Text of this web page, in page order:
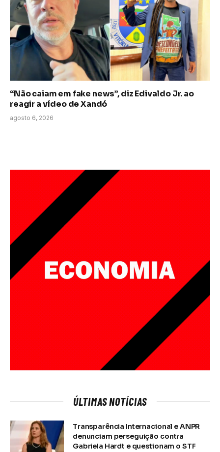
“Não caiam em fake news”, diz Edivaldo Jr. ao
reagir a vídeo de Xandó
agosto 6, 2026
ÚLTIMAS NOTÍCIAS
Transparência Internacional e ANPR
denunciam perseguição contra
Gabriela Hardt e questionam o STF